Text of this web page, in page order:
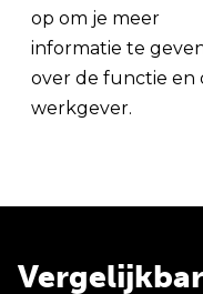
op om je meer
informatie te
over de functie en
werkgever.